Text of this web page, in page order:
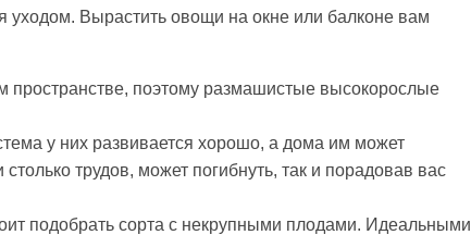
уходом. Вырастить овощи на окне или балконе вам
пространстве, поэтому размашистые высокорослые
у них развивается хорошо, а дома им может
трудов, может погибнуть, так и порадовав вас
подобрать сорта с некрупными плодами. Идеальными